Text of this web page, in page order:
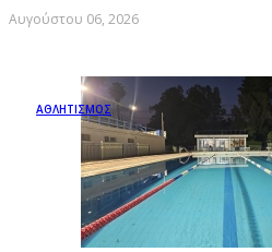
Αυγούστου 06, 2026
ΑΘΛΗΤΙΣΜΟΣ